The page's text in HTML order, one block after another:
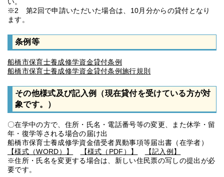
※2 第2回で申請いただいた場合は、10月分からの貸付となり
ます。
条例等
船橋市保育士養成修学資金貸付条例
船橋市保育士養成修学資金貸付条例施行規則
その他様式及び記入例（現在貸付を受けている方が対
象です。）
〇在学中の方で、住所・氏名・電話番号等の変更、また休学・留
年・復学等される場合の届け出
船橋市保育士養成修学資金借受者異動事項等届出書（在学者）
【様式（WORD）】
【様式（PDF）】
【記入例】
※住所・氏名を変更する場合は、新しい住民票の写しの提出が必
要です。